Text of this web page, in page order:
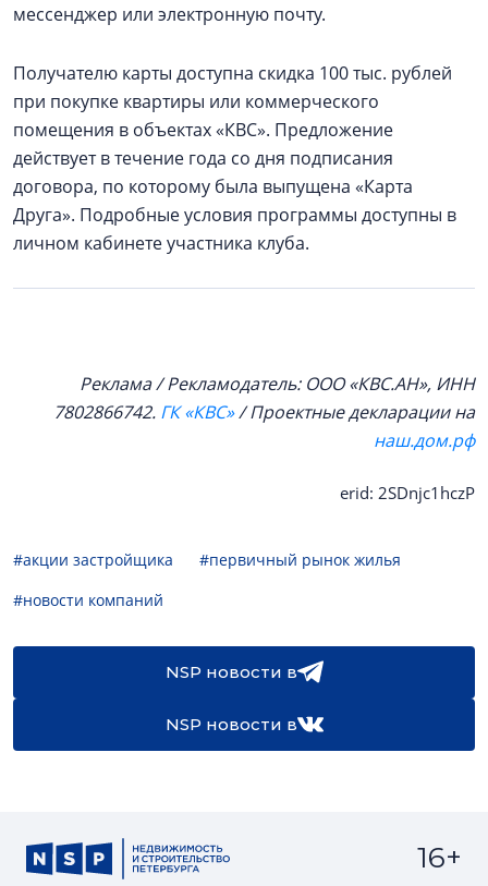
мессенджер или электронную почту.
Получателю карты доступна скидка 100 тыс. рублей
при покупке квартиры или коммерческого
помещения в объектах «КВС». Предложение
действует в течение года со дня подписания
договора, по которому была выпущена «Карта
Друга». Подробные условия программы доступны в
личном кабинете участника клуба.
Реклама / Рекламодатель: ООО «КВС.АН», ИНН
7802866742. ГК «КВС»/ Проектные декларации на
наш.дом.рф
erid: 2SDnjc1hczP
#акции застройщика
#первичный рынок жилья
#новости компаний
NSP новости в
NSP новости в
16+